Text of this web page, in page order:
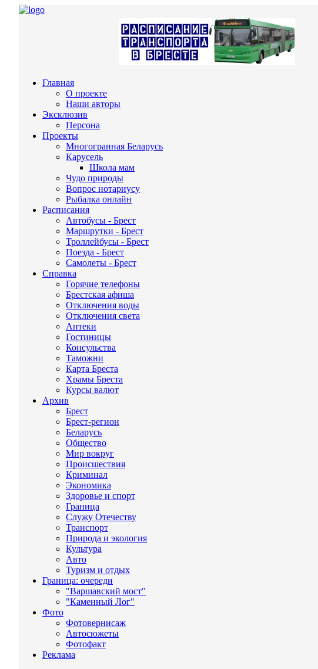
Главная
О проекте
Наши авторы
Эксклюзив
Персона
Проекты
Многогранная Беларусь
Карусель
Школа мам
Чудо природы
Вопрос нотариусу
Рыбалка онлайн
Расписания
Автобусы - Брест
Маршрутки - Брест
Троллейбусы - Брест
Поезда - Брест
Самолеты - Брест
Справка
Горячие телефоны
Брестская афиша
Отключения воды
Отключения света
Аптеки
Гостиницы
Консульства
Таможни
Карта Бреста
Храмы Бреста
Курсы валют
Архив
Брест
Брест-регион
Беларусь
Общество
Мир вокруг
Происшествия
Криминал
Экономика
Здоровье и спорт
Граница
Служу Отечеству
Транспорт
Природа и экология
Культура
Авто
Туризм и отдых
Граница: очереди
"Варшавский мост"
"Каменный Лог"
Фото
Фотовернисаж
Автосюжеты
Фотофакт
Реклама